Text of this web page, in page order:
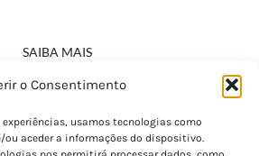
o Consentimento
experiências, usamos tecnologias como
ou aceder a informações do dispositivo.
SAIBA MAIS
Política de Privacidade
Termos e Condições
Perguntas Frequentes